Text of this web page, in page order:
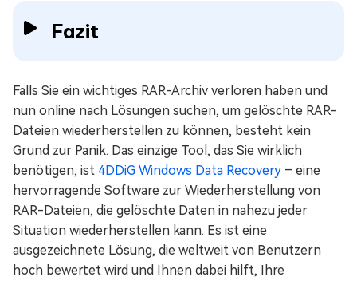
Fazit
Falls Sie ein wichtiges RAR-Archiv verloren haben und
nun online nach Lösungen suchen, um gelöschte RAR-
Dateien wiederherstellen zu können, besteht kein
Grund zur Panik. Das einzige Tool, das Sie wirklich
benötigen, ist 4DDiG Windows Data Recovery – eine
hervorragende Software zur Wiederherstellung von
RAR-Dateien, die gelöschte Daten in nahezu jeder
Situation wiederherstellen kann. Es ist eine
ausgezeichnete Lösung, die weltweit von Benutzern
hoch bewertet wird und Ihnen dabei hilft, Ihre